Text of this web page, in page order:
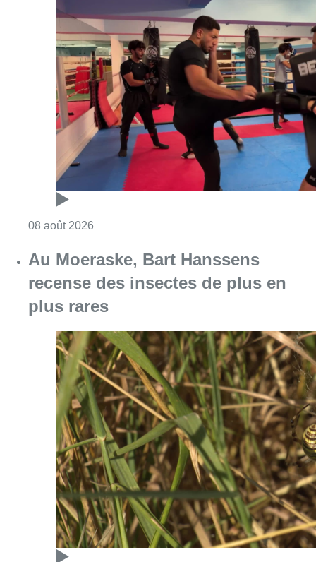
08 août 2026
Au Moeraske, Bart Hanssens
recense des insectes de plus en
plus rares